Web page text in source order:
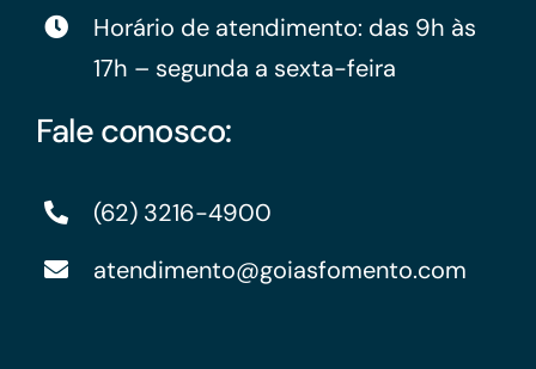
Horário de atendimento: das 9h às
17h – segunda a sexta-feira
Fale conosco:
(62) 3216-4900
atendimento@goiasfomento.com